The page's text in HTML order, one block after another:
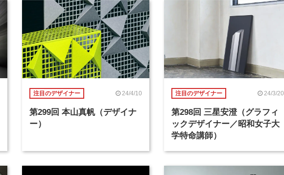
注目のデザイナー 24/4/10
第299回 本山真帆（デザイナ
ー）
注目のデザイナー 24/3/20
第298回 三星安澄（グラフィ
ックデザイナー／昭和女子大
学特命講師）